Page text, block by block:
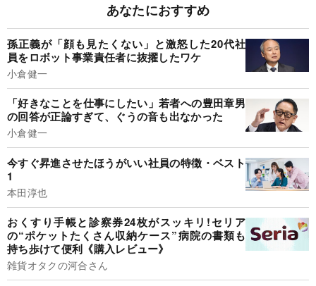
あなたにおすすめ
孫正義が「顔も見たくない」と激怒した20代社
員をロボット事業責任者に抜擢したワケ
小倉健一
「好きなことを仕事にしたい」若者への豊田章男
の回答が正論すぎて、ぐうの音も出なかった
小倉健一
今すぐ昇進させたほうがいい社員の特徴・ベスト
1
本田淳也
おくすり手帳と診察券24枚がスッキリ!セリア
の“ポケットたくさん収納ケース”病院の書類も
持ち歩けて便利《購入レビュー》
雑貨オタクの河合さん